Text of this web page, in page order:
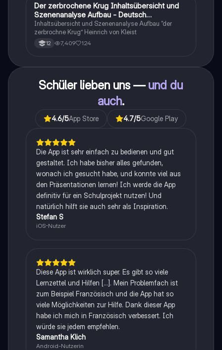
Deutsch
Der zerbrochene Krug Inhaltsübersicht und
Szenenanalyse Aufbau - Deutsch
Q1/Q2/Abitur
Inhaltsübersicht und Szenenanalyse Aufbau “der
zerbrochne Krug” Heinrich von Kleist
12 7,409 124
Schüler lieben uns — und du
auch.
4.6/5App Store 4.7/5Google Play
Die App ist sehr einfach zu bedienen und gut
gestaltet. Ich habe bisher alles gefunden,
wonach ich gesucht habe, und konnte viel aus
den Präsentationen lernen! Ich werde die App
definitiv für ein Schulprojekt nutzen! Und
natürlich hilft sie auch sehr als Inspiration.
Stefan S
iOS-Nutzer
Diese App ist wirklich super. Es gibt so viele
Lernzettel und Hilfen [...]. Mein Problemfach ist
zum Beispiel Französisch und die App hat so
viele Möglichkeiten zur Hilfe. Dank dieser App
habe ich mich in Französisch verbessert. Ich
würde sie jedem empfehlen.
Samantha Klich
Android-Nutzerin